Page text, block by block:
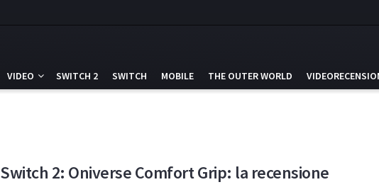
VIDEO SWITCH 2 SWITCH MOBILE THE OUTER WORLD
Switch 2: Oniverse Comfort Grip: la recensione